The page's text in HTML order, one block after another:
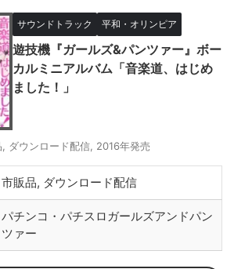
サウンドトラック 平和・オリンピア
遊技機『ガールズ&パンツァー』ボー
カルミニアルバム「音楽道、はじめ
ました！」
ダウンロード配信 2016年発売
市販品, ダウンロード配信
パチンコ・パチスロガールズアンドパン
ツァー